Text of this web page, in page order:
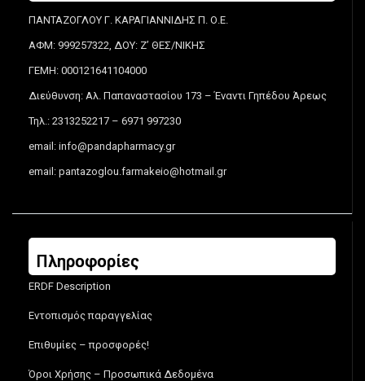
ΠΑΝΤΑΖΟΓΛΟΥ Γ. ΚΑΡΑΓΙΑΝΝΙΔΗΣ Π. Ο.Ε.
ΑΦΜ: 999257322, ΔΟΥ: Ζ’ ΘΕΣ/ΝΙΚΗΣ
ΓΕΜΗ: 000121641104000
Διεύθυνση: Αλ. Παπαναστασίου 173 – Έναντι Γηπέδου Άρεως
Τηλ.: 2313252217 – 6971 997230
email: info@pandapharmacy.gr
email: pantazoglou.farmakeio@hotmail.gr
Πληροφορίες
ERDF Description
Εντοπισμός παραγγελίας
Επιθυμίες – προσφορές!
Όροι Χρήσης – Προσωπικά Δεδομένα